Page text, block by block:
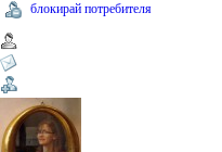
блокирай потребителя